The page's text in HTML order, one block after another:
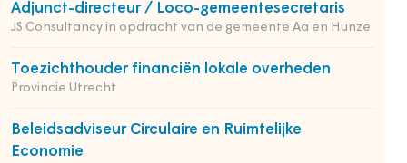
Adjunct-directeur / Loco-gemeentesecretaris
JS Consultancy in opdracht van de gemeente Aa en Hunze
Toezichthouder financiën lokale overheden
Provincie Utrecht
Beleidsadviseur Circulaire en Ruimtelijke
Economie